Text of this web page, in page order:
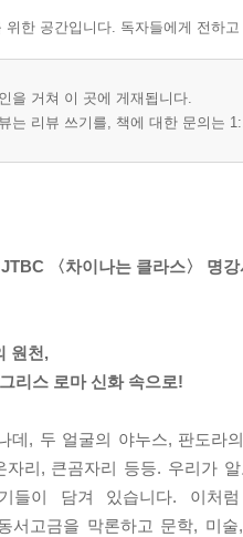
위한 공간입니다. 독자들에게 전하
을 거쳐 이 곳에 게재됩니다.
는 리뷰 쓰기를, 책에 대한 문의는
〈차이나는 클라스〉 명
원천,
리스 로마 신화 속으로!
데, 두 얼굴의 야누스, 판도라
자리, 큰곰자리 등등. 우리가
기들이 담겨 있습니다. 이
서고금을 막론하고 문학, 미